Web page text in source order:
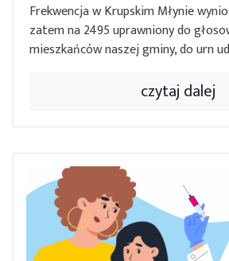
Frekwencja w Krupskim Młynie
zatem na 2495 uprawniony do
mieszkańców naszej gminy, do urn
czytaj dalej